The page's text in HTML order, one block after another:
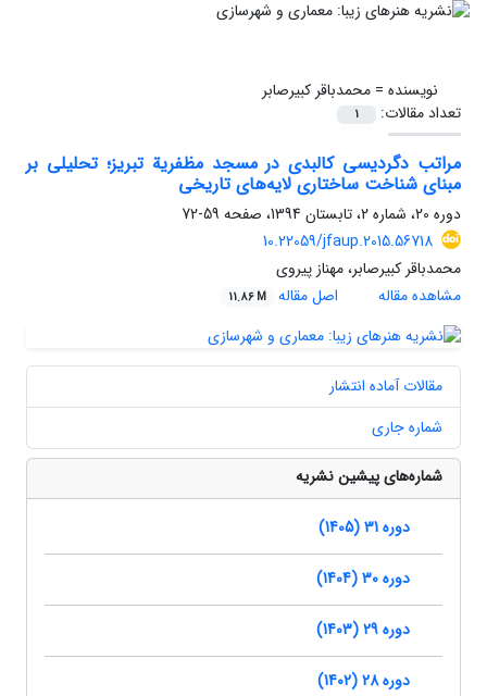
نویسنده =محمدباقر کبیرصابر
تعداد مقالات:
1
مراتب دگردیسی کالبدی در مسجد مظفریة تبریز؛ تحلیلی بر
مبنای شناخت ساختاری لایه‌های تاریخی
دوره 20، شماره 2، تابستان 1394، صفحه
59-72
10.22059/jfaup.2015.56718
محمدباقر کبیرصابر، مهناز پیروی
مشاهده مقاله
اصل مقاله 11.86 M
مقالات آماده انتشار
شماره جاری
شماره‌های پیشین نشریه
دوره 31 (1405)
دوره 30 (1404)
دوره 29 (1403)
دوره 28 (1402)